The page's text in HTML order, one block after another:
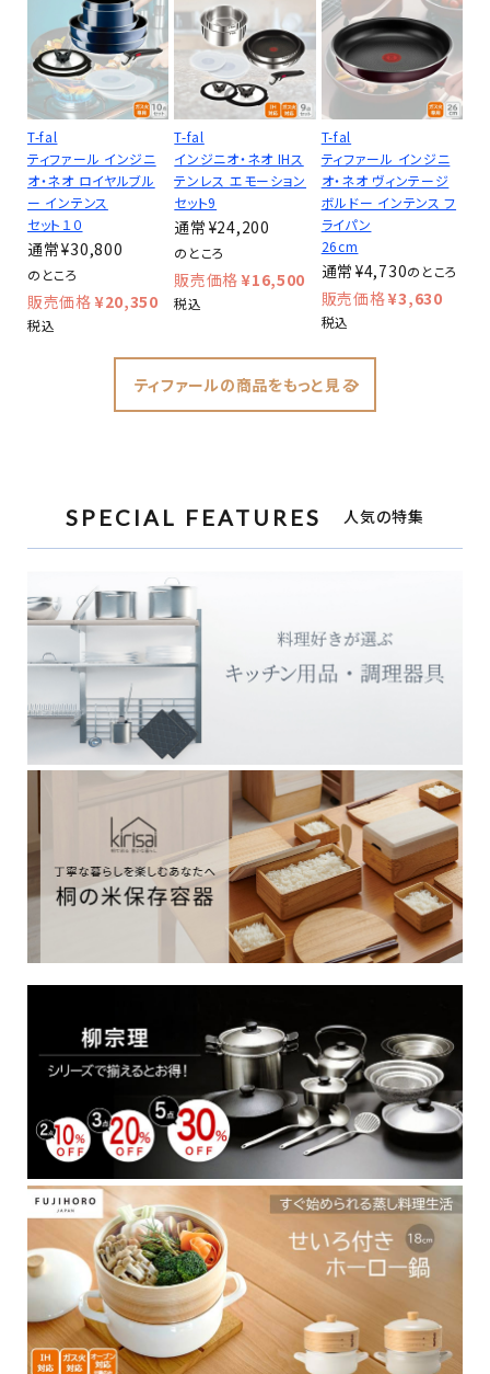
T-fal
ティファール インジニ
オ・ネオ ロイヤルブル
ー インテンス
セット１０
¥30,800
のところ
¥20,350
税込
T-fal
インジニオ・ネオ IHス
テンレス エモーション
セット9
¥24,200
のところ
¥16,500
税込
T-fal
ティファール インジニ
オ・ネオ ヴィンテージ
ボルドー インテンス フ
ライパン
26cm
¥4,730のところ
¥3,630
税込
ティファールの商品をもっと見る
SPECIAL FEATURES 人気の特集